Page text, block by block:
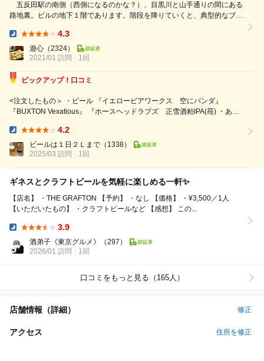
五反田駅の南側（西側になるのかな？）、目黒川と山手通りの間にある
路地裏。ビルの地下１階であります。階段を降りていくと、典型的なブリ
１品で、〆て３３４０円でした。ビールは、レギュラー６種、ゲスト６
種。サイダー（シードル）が１種ずつ。パブですが、英国系は、ギネスと
キルケニー。パイント１０００円なんで、まあ相場ですね。ギネスは、シ
4.3
遊心 （2324）
2021/01 訪問
1回
ピックアップ！口コミ
<注文したもの＞ ・ビール 『イエロービアワークス 空にパンダ』
『BUXTON Vexatious』 『ホースヘッドラブズ 正雪酒粕IPA(苺) ・あて
ズ』 国内のクラフトビールを中心に珍しいものがいただけ...
4.2
ビールは１日２Ｌまで （1338）
2025/03 訪問
1回
ギネスとクラフトビールを気軽に楽しめる一軒✨
【店名】 ・THE GRAFTON 【予約】 ・なし 【価格】 ・¥3,500／1人
【いただいたもの】 ・クラフトビールなど 【感想】 この...
3.9
酒弟子《東京グルメ》
（297）
2026/01 訪問
1回
口コミをもっと見る（165人）
店舗情報（詳細） 修正
アクセス 住所を修正